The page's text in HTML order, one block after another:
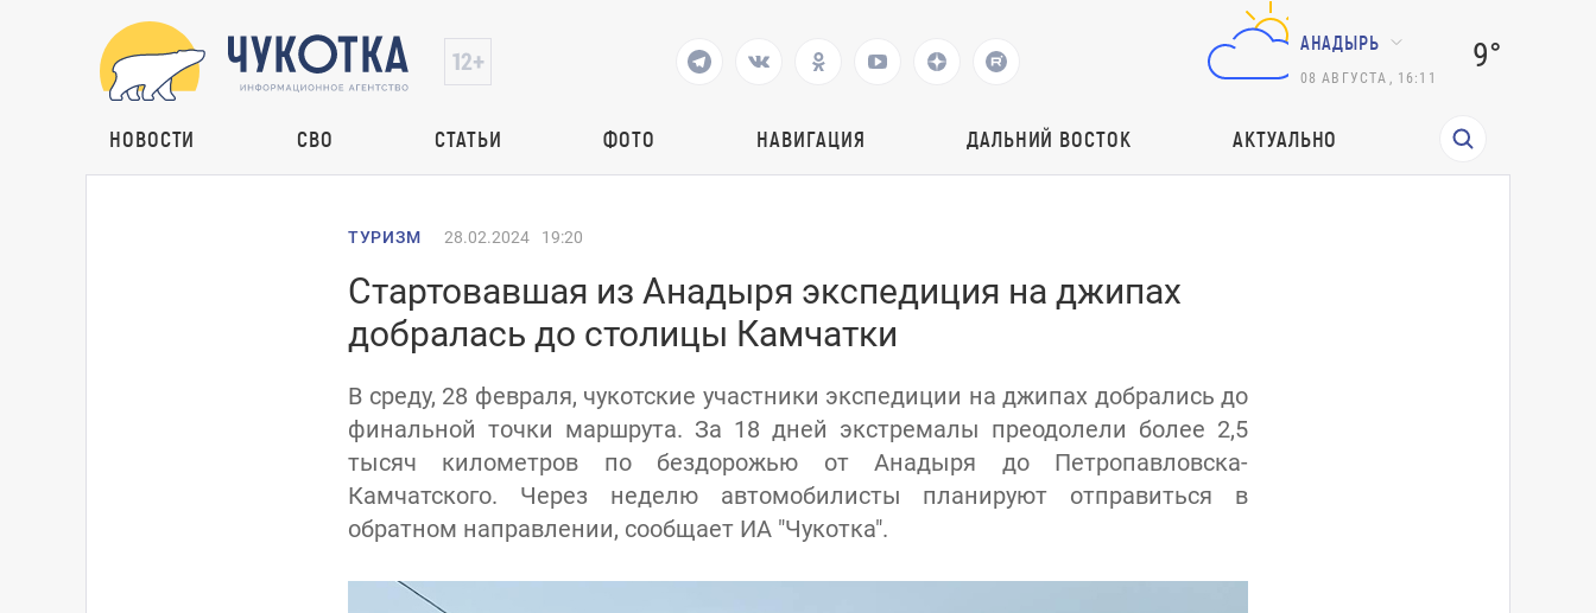
АНАДЫРЬ
08 АВГУСТА 16:11
9°
НОВОСТИ СВО СТАТЬИ ФОТО НАВИГАЦИЯ ДАЛЬНИЙ ВОСТОК АКТУАЛЬНО
ТУРИЗМ 28.02.2024 19:20
Стартовавшая из Анадыря экспедиция на джипах
добралась до столицы Камчатки
В среду, 28 февраля, чукотские участники экспедиции на джипах добрались до
финальной точки маршрута. За 18 дней экстремалы преодолели более 2,5
тысяч километров по бездорожью от Анадыря до Петропавловска-
Камчатского. Через неделю автомобилисты планируют отправиться в
обратном направлении, сообщает ИА "Чукотка".